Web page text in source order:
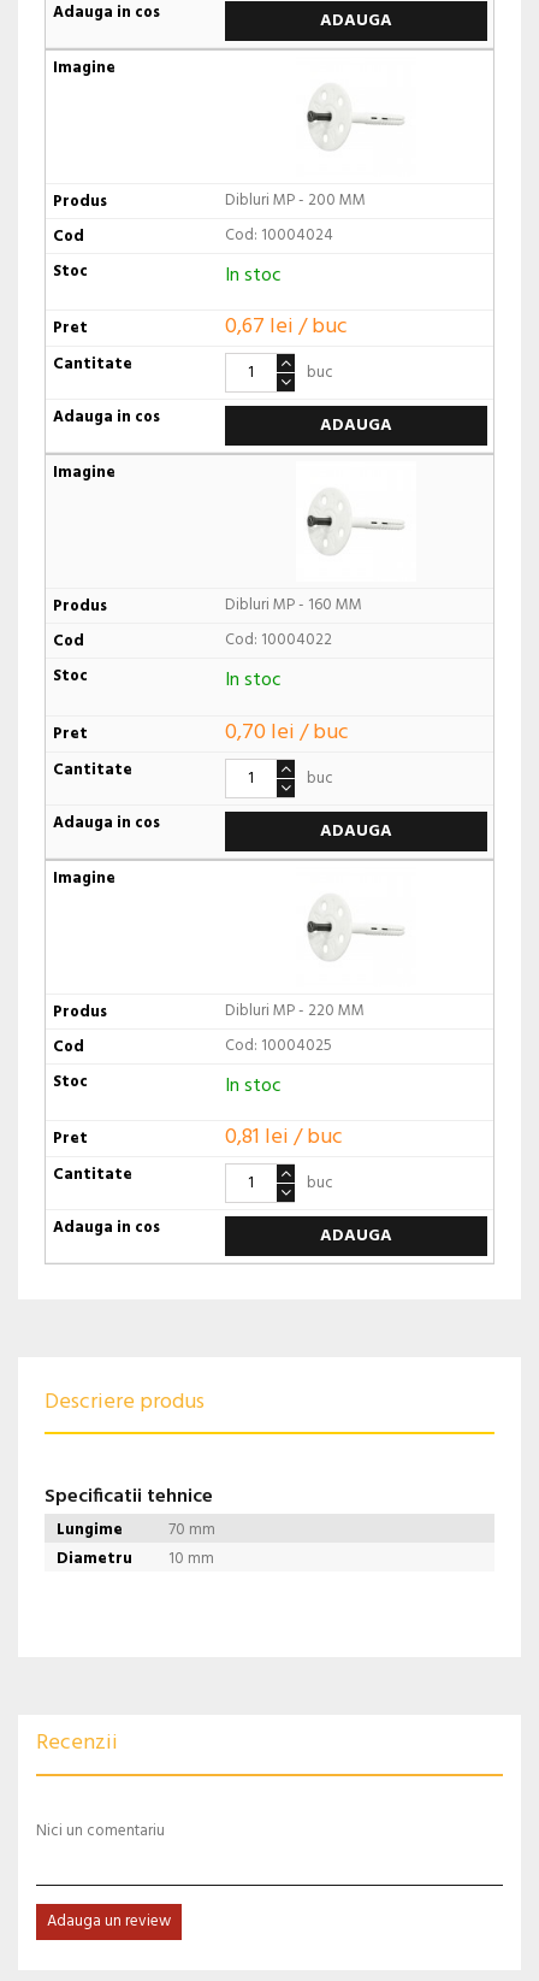
ADAUGA
Dibluri MP - 200 MM
Cod: 10004024
In stoc
0,67 lei / buc
buc
ADAUGA
Dibluri MP - 160 MM
Cod: 10004022
In stoc
0,70 lei / buc
buc
ADAUGA
Dibluri MP - 220 MM
Cod: 10004025
In stoc
0,81 lei / buc
buc
ADAUGA
Descriere produs
Specificatii tehnice
Lungime
70 mm
Diametru
10 mm
Recenzii
Nici un comentariu
Adauga un review